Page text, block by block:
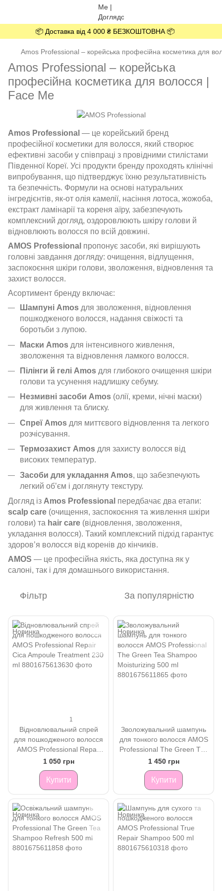
📦 Доставка від 4 000 ₴ БЕЗКОШТОВНА 📦
Amos Professional – корейська професійна косметика для
Amos Professional – корейська
професійна косметика для волосся |
Face Me
Amos Professional — це корейський бренд
професійної косметики для волосся, який створює
ефективні засоби у співпраці з провідними стилістами
Південної Кореї. Усі продукти бренду проходять клінічні
випробування, що підтверджує їхню результативність
та безпечність. Формули на основі натуральних
інгредієнтів, як-от олія камелії, насіння лотоса, жожоба,
екстракт ламінарії та кореня аїру, забезпечують
комплексний догляд, оздоровлюють шкіру голови й
відновлюють волосся по всій довжині.
AMOS Professional пропонує засоби, які вирішують
головні завдання догляду: очищення, відлущення,
заспокоєння шкіри голови, зволоження, відновлення та
захист волосся.
Асортимент бренду включає:
Шампуні Amos для зволоження, відновлення
пошкодженого волосся, надання свіжості та
боротьби з лупою.
Маски Amos для інтенсивного живлення,
зволоження та відновлення ламкого волосся.
Пілінги й гелі Amos для глибокого очищення шкіри
голови та усунення надлишку себуму.
Незмивні засоби Amos (олії, креми, нічні маски)
для живлення та блиску.
Спреї Amos для миттєвого відновлення та легкого
розчісування.
Термозахист Amos для захисту волосся від
високих температур.
Засоби для укладання Amos, що забезпечують
легкий об’єм і доглянуту текстуру.
Догляд із Amos Professional передбачає два етапи:
scalp care (очищення, заспокоєння та живлення шкіри
голови) та hair care (відновлення, зволоження,
укладання волосся). Такий комплексний підхід гарантує
здоров’я волосся від коренів до кінчиків.
AMOS — це професійна якість, яка доступна як у
салоні, так і для домашнього використання.
Фільтр За популярністю
1
Відновлювальний спрей
для пошкодженого волосся
AMOS Professional Repair
Cica Ampoule Treatment 230
ml
1 050 грн
Купити
Зволожувальний шампунь
для тонкого волосся AMOS
Professional The Green Tea
Shampoo Moisturizing 500
ml
1 450 грн
Купити